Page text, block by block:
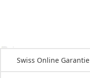
Swiss Online Garantie